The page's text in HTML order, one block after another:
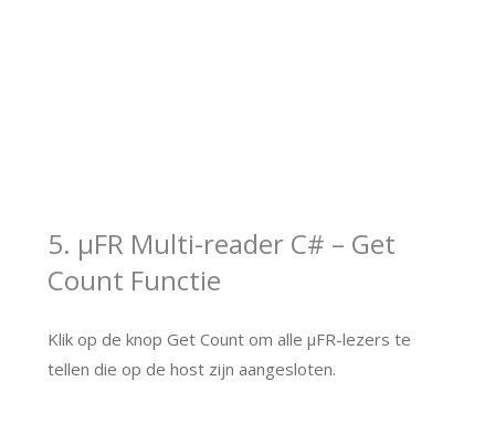
5. μFR Multi-reader C# – Get
Count Functie
Klik op de knop Get Count om alle μFR-lezers te
tellen die op de host zijn aangesloten.